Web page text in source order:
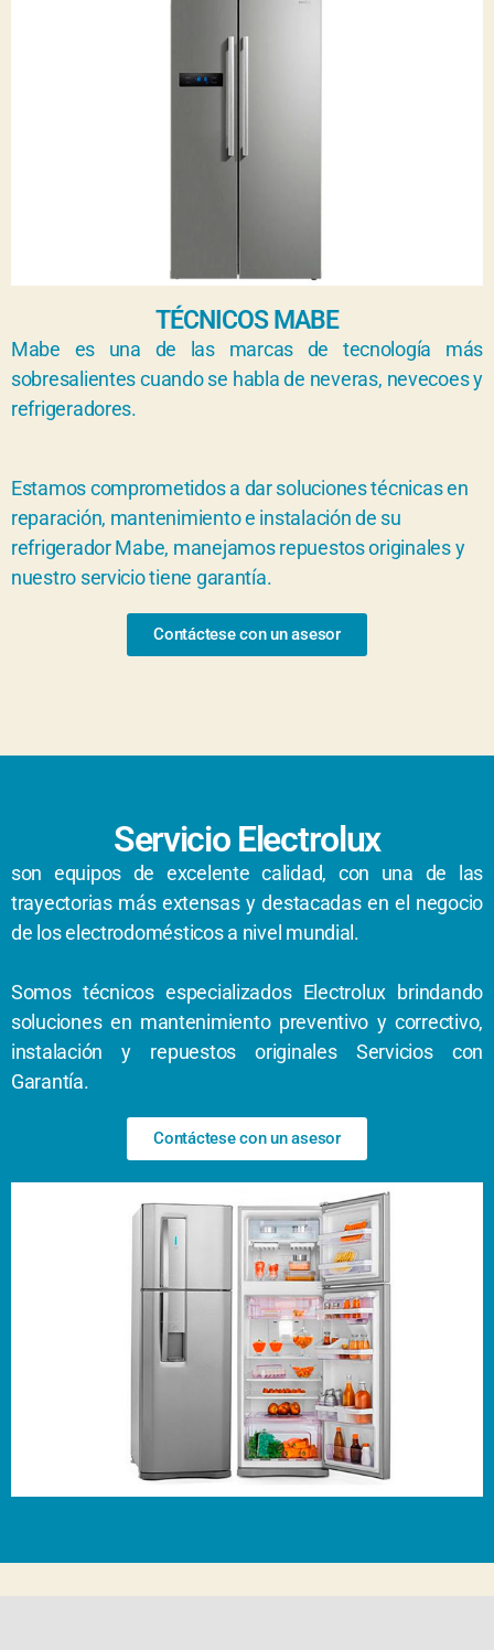
TÉCNICOS MABE
Mabe es una de las marcas de tecnología más
sobresalientes cuando se habla de neveras, nevecoes y
refrigeradores.
Estamos comprometidos a dar soluciones técnicas en
reparación, mantenimiento e instalación de su
refrigerador Mabe, manejamos repuestos originales y
nuestro servicio tiene garantía.
Contáctese con un asesor
Servicio Electrolux
son equipos de excelente calidad, con una de las
trayectorias más extensas y destacadas en el negocio
de los electrodomésticos a nivel mundial.
Somos técnicos especializados Electrolux brindando
soluciones en mantenimiento preventivo y correctivo,
instalación y repuestos originales Servicios con
Garantía.
Contáctese con un asesor